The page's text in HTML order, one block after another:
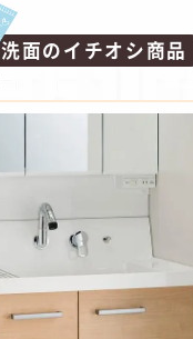
洗面のイチオシ商品